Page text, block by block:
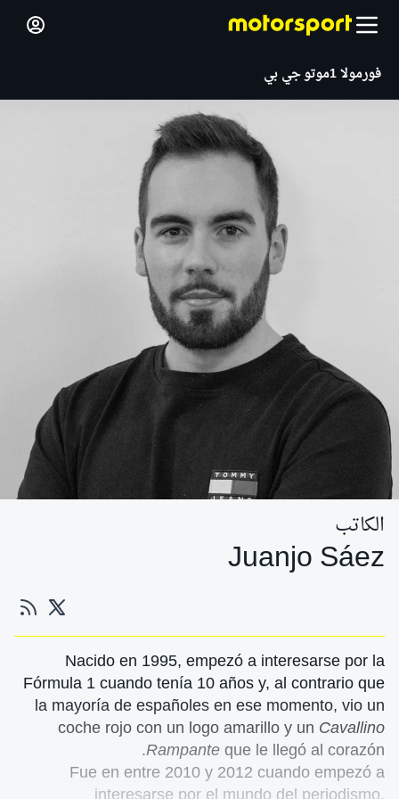
فورمولا 1 موتو جي بي
الكاتب
Juanjo Sáez
Nacido en 1995, empezó a interesarse por la
Fórmula 1 cuando tenía 10 años y, al contrario que
la mayoría de españoles en ese momento, vio un
coche rojo con un logo amarillo y un Cavallino
Rampanteque le llegó al corazón.
Fue en entre 2010 y 2012 cuando empezó a